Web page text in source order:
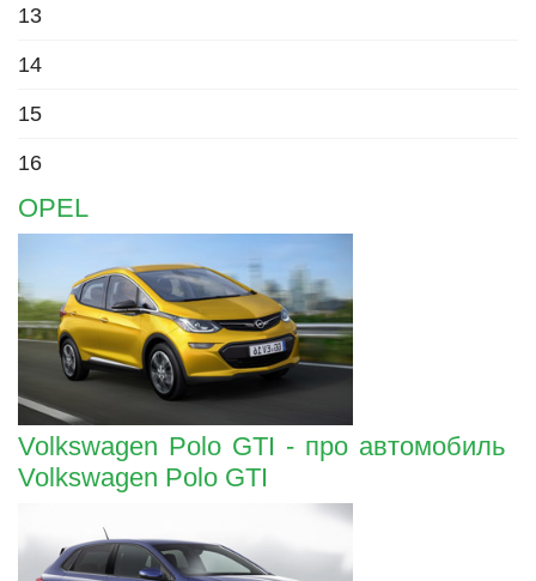
13
14
15
16
OPEL
Volkswagen Polo GTI - про автомобиль
Volkswagen Polo GTI